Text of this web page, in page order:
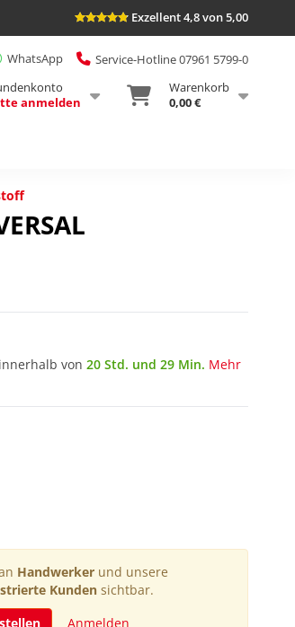
Exzellent 4,8 von 5,00
WhatsApp
Service-Hotline 07961 5799-0
anmelden
Warenkorb
0,00 €
von 20 Std. und 29 Min. Mehr
Handwerkerund unsere
Kunden sichtbar.
Anmelden